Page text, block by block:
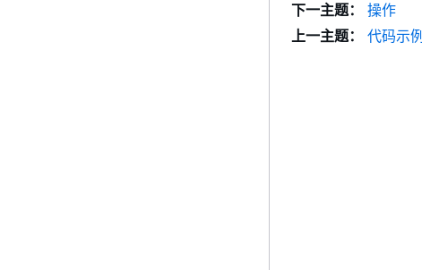
下一主题：
操作
上一主题：
代码示例